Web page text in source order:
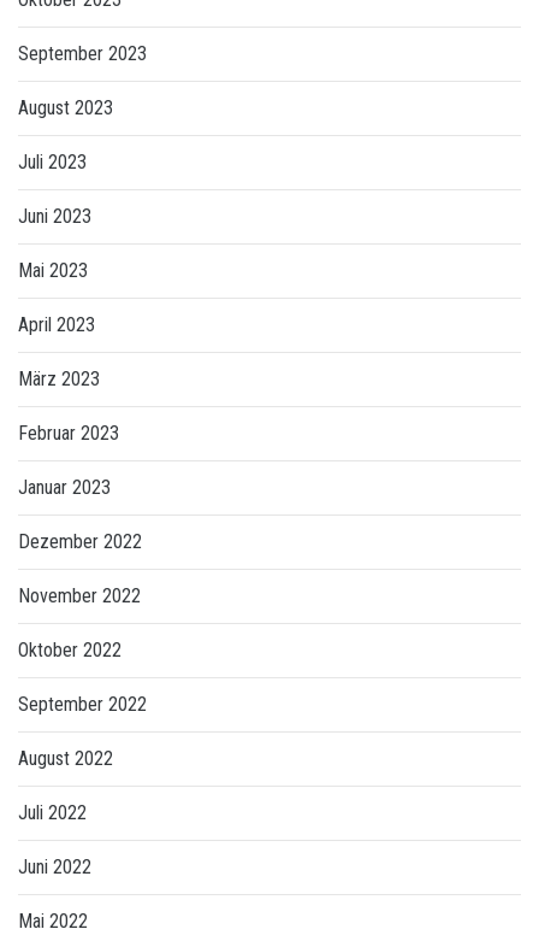
September 2023
August 2023
Juli 2023
Juni 2023
Mai 2023
April 2023
März 2023
Februar 2023
Januar 2023
Dezember 2022
November 2022
Oktober 2022
September 2022
August 2022
Juli 2022
Juni 2022
Mai 2022